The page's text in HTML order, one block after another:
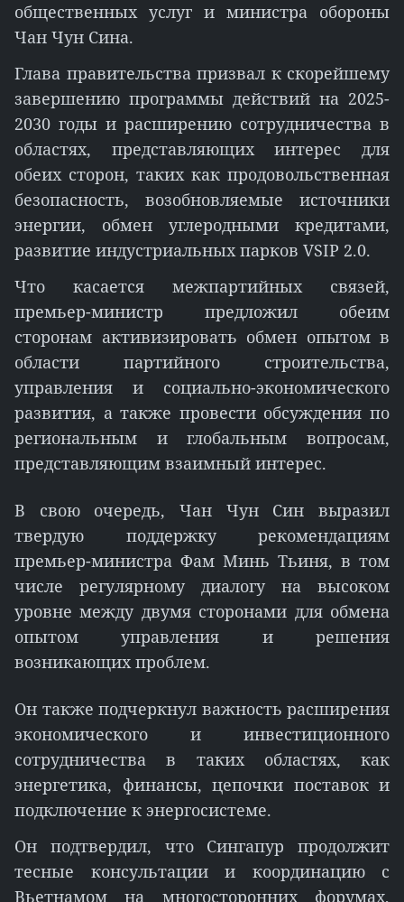
общественных услуг и министра обороны
Чан Чун Сина.
Глава правительства призвал к скорейшему
завершению программы действий на 2025-
2030 годы и расширению сотрудничества в
областях, представляющих интерес для
обеих сторон, таких как продовольственная
безопасность, возобновляемые источники
энергии, обмен углеродными кредитами,
развитие индустриальных парков VSIP 2.0.
Что касается межпартийных связей,
премьер-министр предложил обеим
сторонам активизировать обмен опытом в
области партийного строительства,
управления и социально-экономического
развития, а также провести обсуждения по
региональным и глобальным вопросам,
представляющим взаимный интерес.
В свою очередь, Чан Чун Син выразил
твердую поддержку рекомендациям
премьер-министра Фам Минь Тьиня, в том
числе регулярному диалогу на высоком
уровне между двумя сторонами для обмена
опытом управления и решения
возникающих проблем.
Он также подчеркнул важность расширения
экономического и инвестиционного
сотрудничества в таких областях, как
энергетика, финансы, цепочки поставок и
подключение к энергосистеме.
Он подтвердил, что Сингапур продолжит
тесные консультации и координацию с
Вьетнамом на многосторонних форумах,